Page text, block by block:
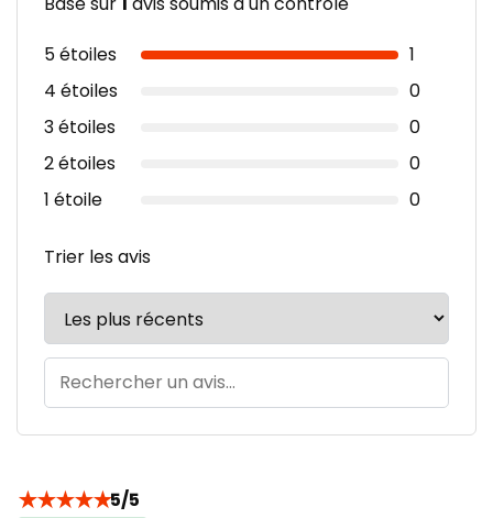
5 étoiles
1
4 étoiles
0
3 étoiles
0
2 étoiles
0
1 étoile
0
Trier les avis
★★★★★5/5